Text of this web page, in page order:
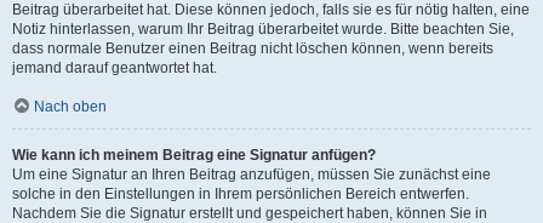
Beitrag überarbeitet hat. Diese können jedoch, falls sie es für nötig halten, eine
Notiz hinterlassen, warum Ihr Beitrag überarbeitet wurde. Bitte beachten Sie,
dass normale Benutzer einen Beitrag nicht löschen können, wenn bereits
jemand darauf geantwortet hat.
Nach oben
Wie kann ich meinem Beitrag eine Signatur anfügen?
Um eine Signatur an Ihren Beitrag anzufügen, müssen Sie zunächst eine
solche in den Einstellungen in Ihrem persönlichen Bereich entwerfen.
Nachdem Sie die Signatur erstellt und gespeichert haben, können Sie in